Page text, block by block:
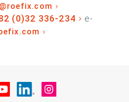
(0)32 336-234
e-
nas na Facebook
Posjetite nas na YouTube
Posjetite nas na